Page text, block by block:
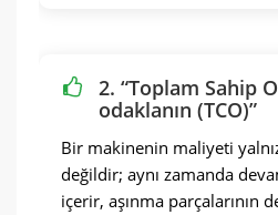
2. “Toplam Sahip
odaklanın (TCO)”
Bir makinenin maliyeti
değildir; aynı zamanda
içerir, aşınma parçalarının